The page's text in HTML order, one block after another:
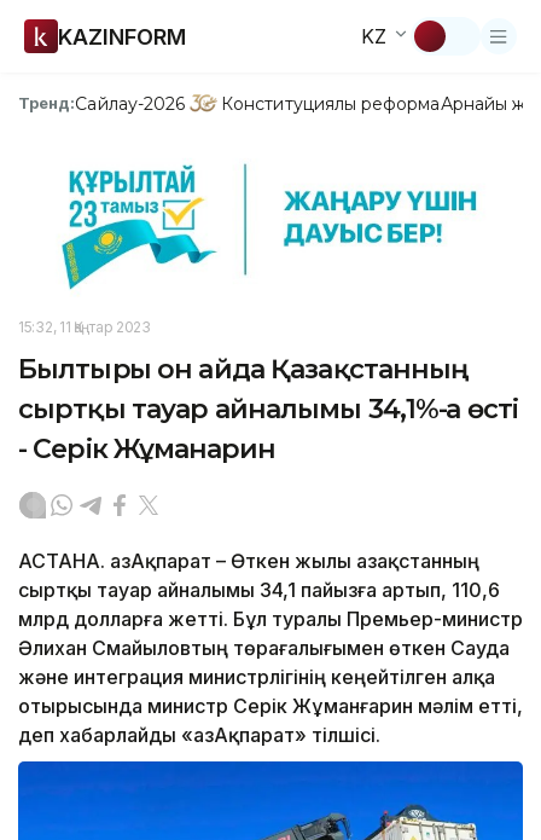
KAZINFORM KZ
Тренд:Сайлау-2026 Конституциялық реформаАрнайы
15:32, 11 Қаңтар 2023
Былтырғы он айда Қазақстанның
сыртқы тауар айналымы 34,1%-ға өсті
- Серік Жұманғарин
АСТАНА. ҚазАқпарат – Өткен жылы Қазақстанның
сыртқы тауар айналымы 34,1 пайызға артып, 110,6
млрд долларға жетті. Бұл туралы Премьер-министр
Әлихан Смайыловтың төрағалығымен өткен Сауда
және интеграция министрлігінің кеңейтілген алқа
отырысында министр Серік Жұманғарин мәлім етті,
деп хабарлайды «ҚазАқпарат» тілшісі.